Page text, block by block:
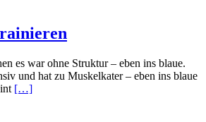
es war ohne Struktur – eben ins blaue.
und hat zu Muskelkater – eben ins blaue
[…]